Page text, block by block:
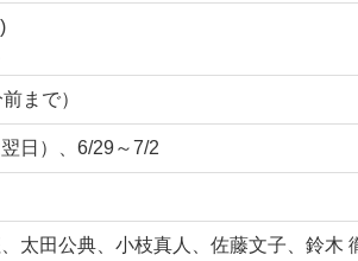
まで）
日）、6/29～7/2
太田公典、小枝真人、佐藤文子、鈴木